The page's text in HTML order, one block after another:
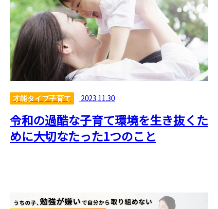
才能タイプ子育て 2023.11.30
令和の過酷な子育て環境を生き抜くた
めに大切なたった1つのこと